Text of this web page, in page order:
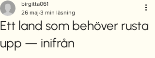
Ett land som behöver rusta
upp — inifrån
birgitta061
26 maj 3 min läsning